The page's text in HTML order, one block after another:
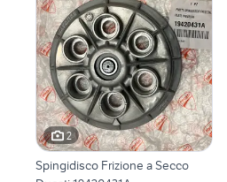
2
Spingidisco Frizione a Secco